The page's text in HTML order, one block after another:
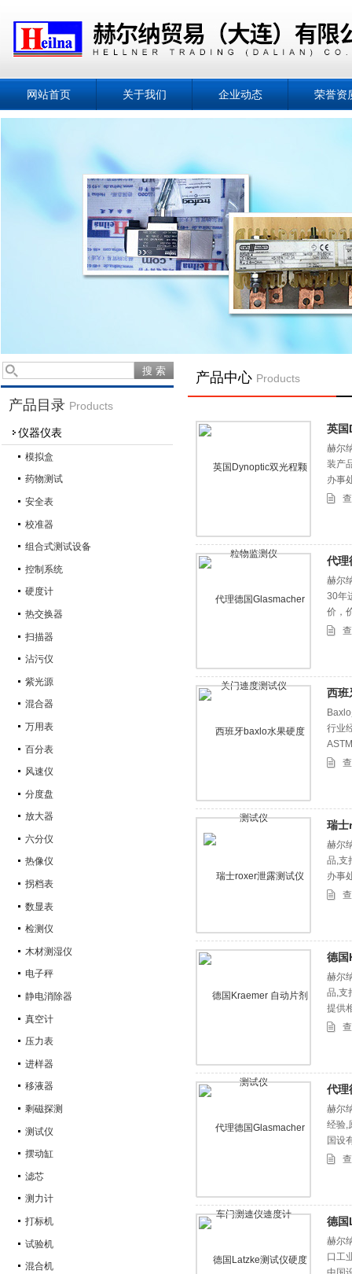
网站首页 关于我们 企业动态 荣誉资
产品目录 Products
仪器仪表
模拟盒
药物测试
安全表
校准器
组合式测试设备
控制系统
硬度计
热交换器
扫描器
沾污仪
紫光源
混合器
万用表
百分表
风速仪
分度盘
放大器
六分仪
热像仪
拐档表
数显表
检测仪
木材测湿仪
电子秤
静电消除器
真空计
压力表
进样器
移液器
剩磁探测
测试仪
摆动缸
滤芯
测力计
打标机
试验机
混合机
产品中心 Products
英国
赫尔
装产
办事
代理
赫尔
30年
价，
西班
行业
计以
瑞士
赫尔
品,支
办事
德国
赫尔
品,支
提供
代理
赫尔
经验,
国设
德国
赫尔
口工